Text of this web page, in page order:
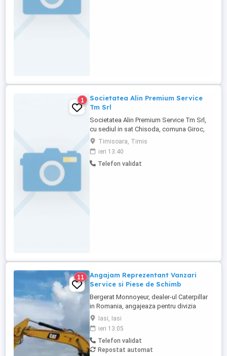
1
Societatea Alin Premium Service
Tm Srl
Societatea Alin Premium Service Tm Srl,
cu sediul in sat Chisoda, comuna Giroc,
Platforma Incontro DN59 KM8+550,
angajeaza 4 posturi vacante: 2 posturi
mecanici auto, 1 post sudor, 1 post sofer
de autoturisme si camionete. Aplicantii
Timisoara, Timis
ieri 13:40
Telefon validat
11
Angajam Reprezentant Vanzari
Service si Piese de Schimb
Bergerat Monnoyeur, dealer-ul Caterpillar
in Romania, angajeaza pentru divizia
Eneria (motoare si generatoare) -
Reprezentant Vanzari Service pentru zona
Moldova. Studii superioare finalizate în
domeniul electro-mecanic; Experiență în
vânzări tehnice de minim 3 ani, ...
Iasi, Iasi
ieri 13:05
Telefon validat
Repostat automat